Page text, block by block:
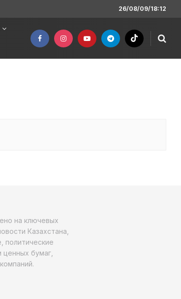
26/08/09/18:12
на ключевых
Казахстана,
политические
ценных бумаг,